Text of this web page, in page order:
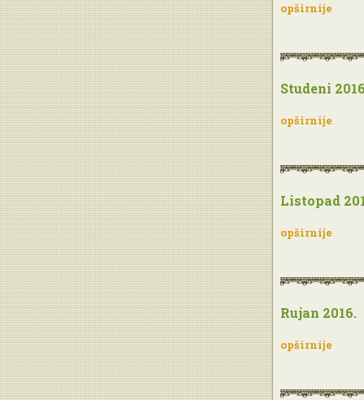
opširnije
Studeni
opširnije
Listopad
opširnije
Rujan 2016.
opširnije